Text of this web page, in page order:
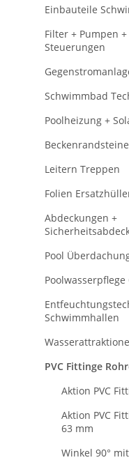
Einbauteile
Filter + Pumpen +
Steuerungen
Schwimmbad
Poolheizung +
Beckenrandsteine
Leitern Treppen
Folien
Abdeckungen +
Pool
Poolwasserpflege
Schwimmhallen
PVC Fittinge
Aktion PVC
Aktion PVC
63 mm
Winkel 90°